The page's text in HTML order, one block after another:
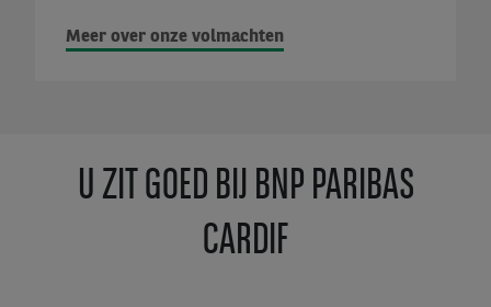
Meer over onze volmachten
U ZIT GOED BIJ BNP PARIBAS
CARDIF